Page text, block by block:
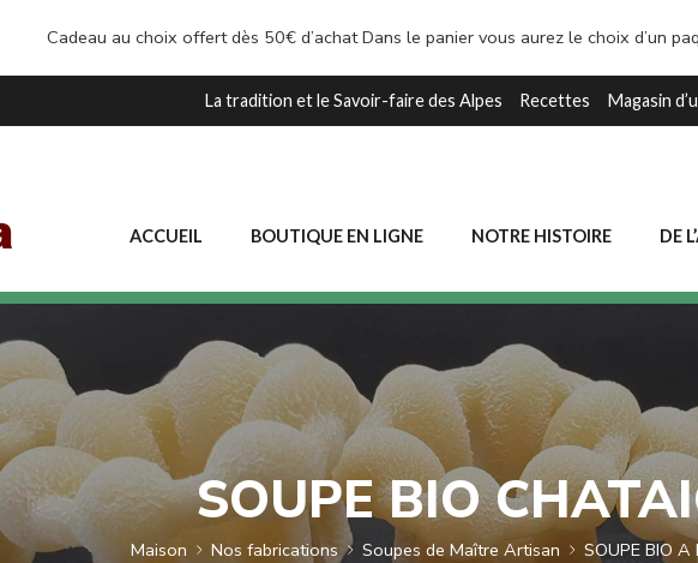
Cadeau au choix offert dès 50€ d’achat Dans le panier vous aurez le choix d’un
La tradition et le Savoir-faire des Alpes Recettes Magasin
ACCUEIL BOUTIQUE EN LIGNE NOTRE HISTOIRE DE
SOUPE BIO
Maison Nos fabrications Soupes de Maître Artisan SOUPE BIO